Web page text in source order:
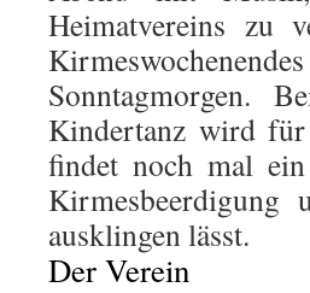
Heimatvereins zu
Sonntagmorgen.
Kindertanz wird
findet noch mal
Kirmesbeerdigung
ausklingen lässt.
Der Verein